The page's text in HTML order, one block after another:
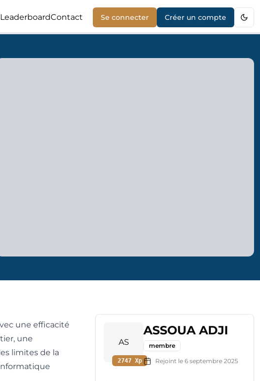
LeaderboardContact Se connecter Créer un compte
une efficacité
une
limites de la
AS
2747 Xp
ASSOUA ADJI
membre
Rejoint le 6 septembre 2025